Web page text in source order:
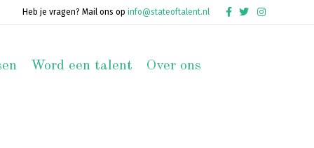
Heb je vragen? Mail ons op info@stateoftalent.nl Facebook
TwitterInstagram
Word een talent Over ons